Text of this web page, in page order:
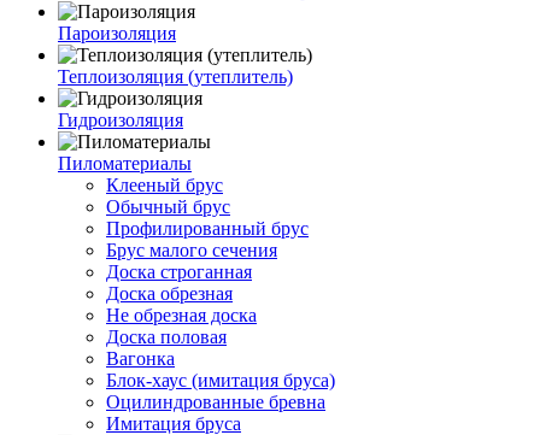
Пароизоляция
Теплоизоляция (утеплитель)
Гидроизоляция
Пиломатериалы
Клееный брус
Обычный брус
Профилированный брус
Брус малого сечения
Доска строганная
Доска обрезная
Не обрезная доска
Доска половая
Вагонка
Блок-хаус (имитация бруса)
Оцилиндрованные бревна
Имитация бруса